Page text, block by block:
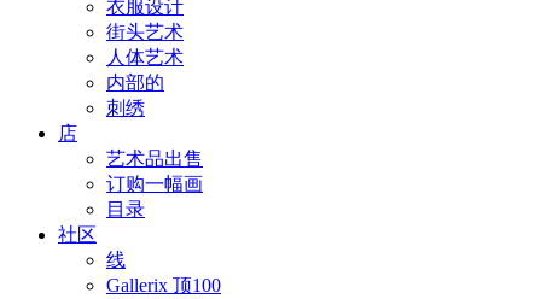
衣服设计
街头艺术
人体艺术
内部的
刺绣
店
艺术品出售
订购一幅画
目录
社区
线
Gallerix 顶100